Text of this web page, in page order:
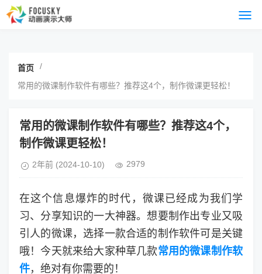
首页 /
常用的微课制作软件有哪些？推荐这4个，制作微课更轻松！
常用的微课制作软件有哪些？推荐这4个，
制作微课更轻松！
2年前 (2024-10-10) 2979
在这个信息爆炸的时代，微课已经成为我们学
习、分享知识的一大神器。想要制作出专业又吸
引人的微课，选择一款合适的制作软件可是关键
哦！今天就来给大家种草几款常用的微课制作软
件，绝对有你需要的！